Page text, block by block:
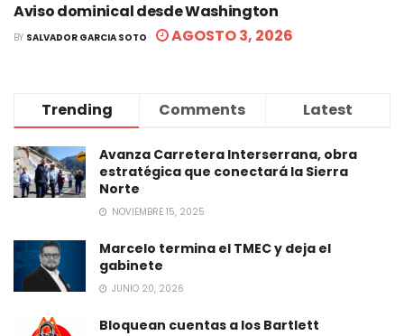
Aviso dominical desde Washington
BY SALVADOR GARCIA SOTO AGOSTO 3, 2026
Trending Comments Latest
Avanza Carretera Interserrana, obra
estratégica que conectará la Sierra
Norte
NOVIEMBRE 15, 2025
Marcelo termina el TMEC y deja el
gabinete
JUNIO 20, 2026
Bloquean cuentas a los Bartlett